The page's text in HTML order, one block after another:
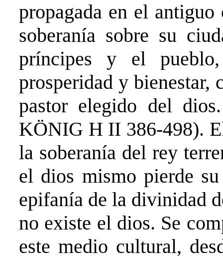
propagada en el
soberanía sobre su
príncipes y el
prosperidad y bienestar,
pastor elegido del
KÖNIG H II 386-498).
la soberanía del rey
el dios mismo pierde
epifanía de la divinidad
no existe el dios. Se
este medio cultural,